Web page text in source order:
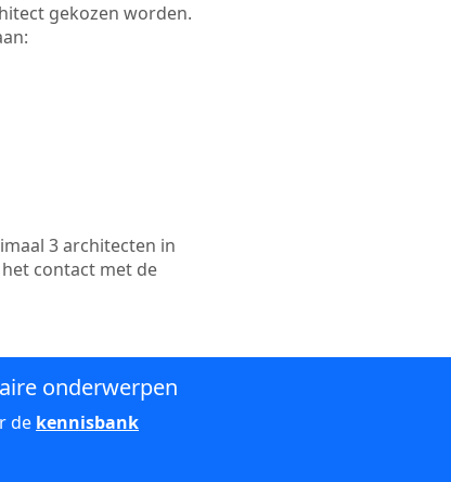
gekozen worden.
3 architecten in
contact met de
onderwerpen
de kennisbank